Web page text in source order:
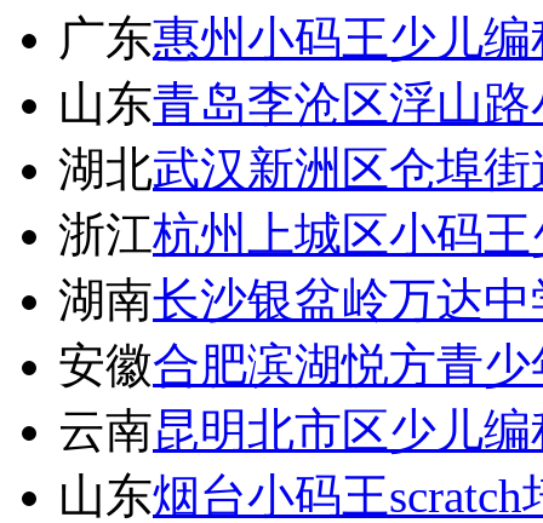
广东惠州小码王少儿
山东青岛李沧区浮山
湖北武汉新洲区仓埠
浙江杭州上城区小码
湖南长沙银盆岭万达
安徽合肥滨湖悦方青
云南昆明北市区少儿
山东烟台小码王scratch